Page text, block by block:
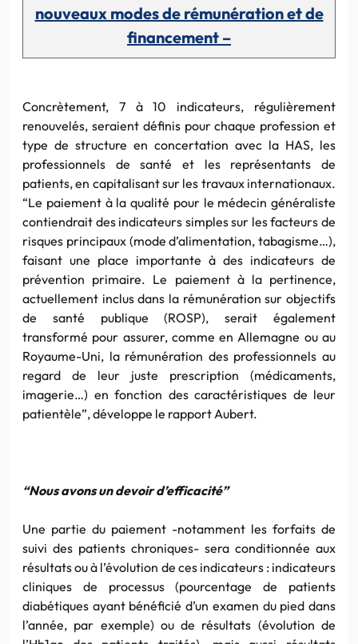
nouveaux modes de rémunération et de
financement –
Concrètement, 7 à 10 indicateurs, régulièrement
renouvelés, seraient définis pour chaque profession et
type de structure en concertation avec la HAS, les
professionnels de santé et les représentants de
patients, en capitalisant sur les travaux internationaux.
“Le paiement à la qualité pour le médecin généraliste
contiendrait des indicateurs simples sur les facteurs de
risques principaux (mode d’alimentation, tabagisme…),
faisant une place importante à des indicateurs de
prévention primaire. Le paiement à la pertinence,
actuellement inclus dans la rémunération sur objectifs
de santé publique (ROSP), serait également
transformé pour assurer, comme en Allemagne ou au
Royaume-Uni, la rémunération des professionnels au
regard de leur juste prescription (médicaments,
imagerie…) en fonction des caractéristiques de leur
patientèle”, développe le rapport Aubert.
“Nous avons un devoir d’efficacité”
Une partie du paiement -notamment les forfaits de
suivi des patients chroniques- sera conditionnée aux
résultats ou à l’évolution de ces indicateurs : indicateurs
cliniques de processus (pourcentage de patients
diabétiques ayant bénéficié d’un examen du pied dans
l’année, par exemple) ou de résultats (évolution de